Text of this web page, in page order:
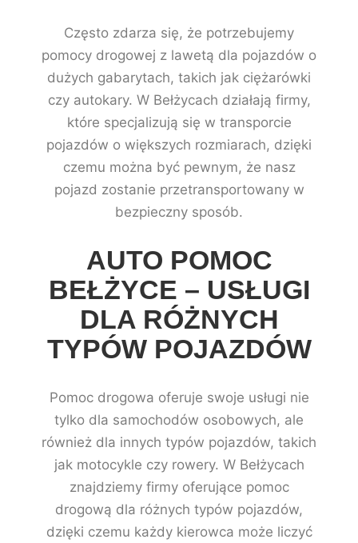
Często zdarza się, że potrzebujemy
pomocy drogowej z lawetą dla pojazdów o
dużych gabarytach, takich jak ciężarówki
czy autokary. W Bełżycach działają firmy,
które specjalizują się w transporcie
pojazdów o większych rozmiarach, dzięki
czemu można być pewnym, że nasz
pojazd zostanie przetransportowany w
bezpieczny sposób.
AUTO POMOC
BEŁŻYCE – USŁUGI
DLA RÓŻNYCH
TYPÓW POJAZDÓW
Pomoc drogowa oferuje swoje usługi nie
tylko dla samochodów osobowych, ale
również dla innych typów pojazdów, takich
jak motocykle czy rowery. W Bełżycach
znajdziemy firmy oferujące pomoc
drogową dla różnych typów pojazdów,
dzięki czemu każdy kierowca może liczyć